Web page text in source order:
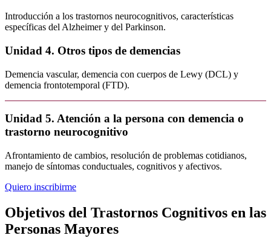
Introducción a los trastornos neurocognitivos, características
específicas del Alzheimer y del Parkinson.
Unidad 4. Otros tipos de demencias
Demencia vascular, demencia con cuerpos de Lewy (DCL) y
demencia frontotemporal (FTD).
Unidad 5. Atención a la persona con demencia o
trastorno neurocognitivo
Afrontamiento de cambios, resolución de problemas cotidianos,
manejo de síntomas conductuales, cognitivos y afectivos.
Quiero inscribirme
Objetivos del Trastornos Cognitivos en las
Personas Mayores